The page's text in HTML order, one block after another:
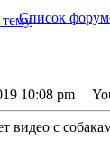
Список
10:08 pm You
видео с